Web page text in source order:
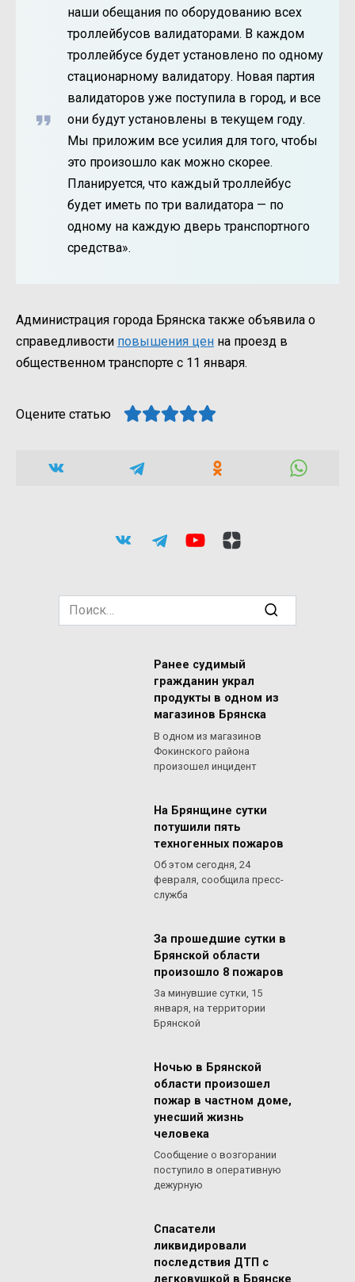
наши обещания по оборудованию всех
троллейбусов валидаторами. В каждом
троллейбусе будет установлено по одному
стационарному валидатору. Новая партия
валидаторов уже поступила в город, и все
они будут установлены в текущем году.
Мы приложим все усилия для того, чтобы
это произошло как можно скорее.
Планируется, что каждый троллейбус
будет иметь по три валидатора — по
одному на каждую дверь транспортного
средства».
Администрация города Брянска также объявила о
справедливости повышения цен на проезд в
общественном транспорте с 11 января.
Оцените статью
Search
for:
Ранее судимый
гражданин украл
продукты в одном из
магазинов Брянска
В одном из магазинов
Фокинского района
произошел инцидент
На Брянщине сутки
потушили пять
техногенных пожаров
Об этом сегодня, 24
февраля, сообщила пресс-
служба
За прошедшие сутки в
Брянской области
произошло 8 пожаров
За минувшие сутки, 15
января, на территории
Брянской
Ночью в Брянской
области произошел
пожар в частном доме,
унесший жизнь
человека
Сообщение о возгорании
поступило в оперативную
дежурную
Спасатели
ликвидировали
последствия ДТП с